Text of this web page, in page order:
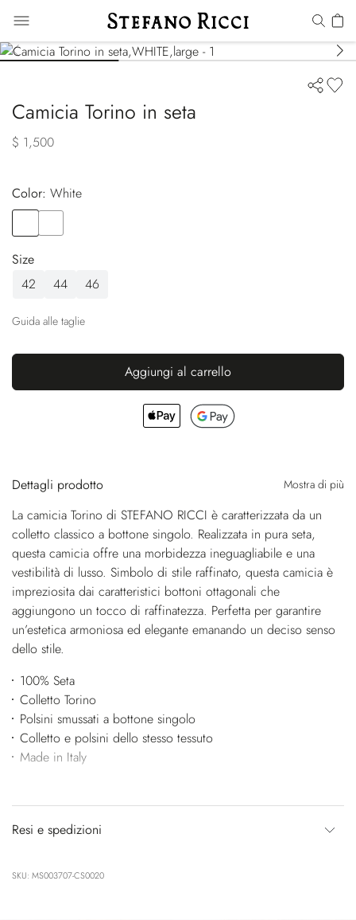
Camicia Torino in seta
$ 1,500
Color:
white
Size
42
44 46
Guida alle taglie
Aggiungi al carrello
Dettagli prodotto Mostra di più
La camicia Torino di STEFANO RICCI è caratterizzata da un
colletto classico a bottone singolo. Realizzata in pura seta,
questa camicia offre una morbidezza ineguagliabile e una
vestibilità di lusso. Simbolo di stile raffinato, questa camicia è
impreziosita dai caratteristici bottoni ottagonali che
aggiungono un tocco di raffinatezza. Perfetta per garantire
un’estetica armoniosa ed elegante emanando un deciso senso
dello stile.
100% Seta
Colletto Torino
Polsini smussati a bottone singolo
Colletto e polsini dello stesso tessuto
Made in Italy
Resi e spedizioni
SKU: MS003707-CS0020